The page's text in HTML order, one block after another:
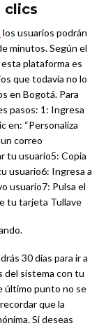
clics
los usuarios podrán
minutos. Según el
plataforma es
que todavía no lo
en Bogotá. Para
pasos: 1: Ingresa
en: “Personaliza
correo
tu usuario5: Copia
usuario6: Ingresa a
usuario7: Pulsa el
tu tarjeta Tullave
30 días para ir a
del sistema con tu
último punto no se
que la
Si deseas